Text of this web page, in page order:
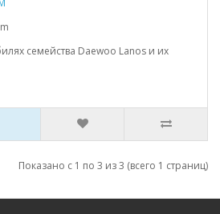
семейства Daewoo Lanos и их
Показано с 1 по 3 из 3 (всего 1 страниц)